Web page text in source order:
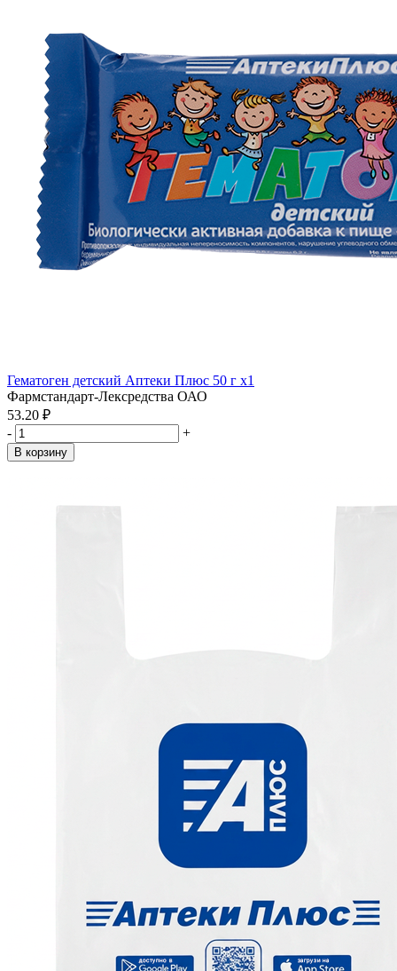
Гематоген детский Аптеки Плюс 50 г x1
Фармстандарт-Лексредства ОАО
53.20 ₽
-
+
В корзину